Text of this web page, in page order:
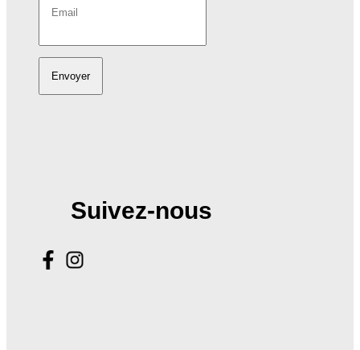
Suivez-nous